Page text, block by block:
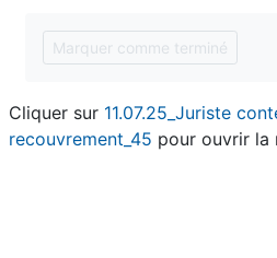
Marquer comme terminé
Cliquer sur 11.07.25_Juriste
recouvrement_45 pour ouvrir la